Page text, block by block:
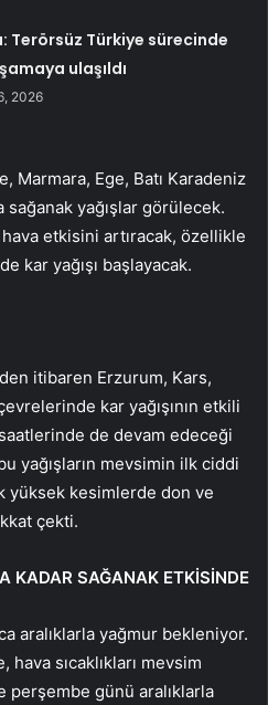
Terörsüz Türkiye sürecinde
ulaşıldı
2026
Marmara, Ege, Batı Karadeniz
sağanak yağışlar görülecek.
etkisini artıracak, özellikle
kar yağışı başlayacak.
itibaren Erzurum, Kars,
kar yağışının etkili
de devam edeceği
yağışların mevsimin ilk ciddi
yüksek kesimlerde don ve
çekti.
KADAR SAĞANAK ETKİSİNDE
aralıklarla yağmur bekleniyor.
hava sıcaklıkları mevsim
günü aralıklarla